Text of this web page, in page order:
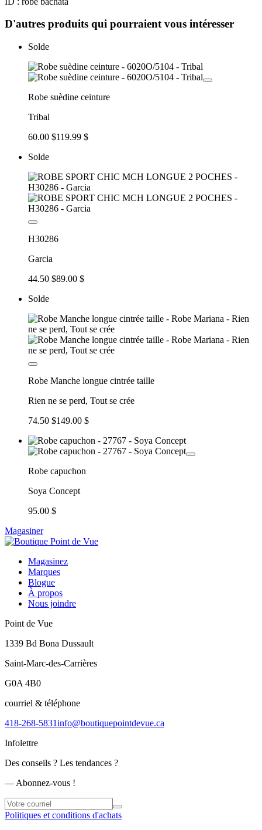
D'autres produits qui pourraient vous intéresser
Solde
Robe suèdine ceinture
Tribal
60.00 $119.99 $
Solde
H30286
Garcia
44.50 $89.00 $
Solde
Robe Manche longue cintrée taille
Rien ne se perd, Tout se crée
74.50 $149.00 $
Robe capuchon
Soya Concept
95.00 $
Magasiner
Magasinez
Marques
Blogue
À propos
Nous joindre
Point de Vue
1339 Bd Bona Dussault
Saint-Marc-des-Carrières
G0A 4B0
courriel & téléphone
418-268-5831info@boutiquepointdevue.ca
Infolettre
Des conseils ? Les tendances ?
― Abonnez-vous !
Politiques et conditions d'achats